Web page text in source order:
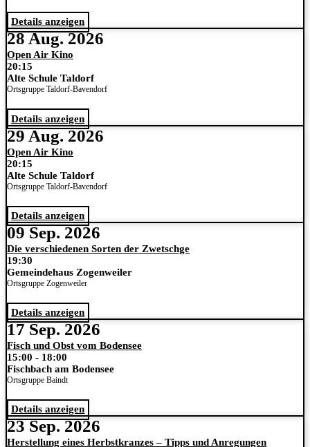
Details anzeigen
28 Aug. 2026
Open Air Kino
20:15
Alte Schule Taldorf
Ortsgruppe Taldorf-Bavendorf
Details anzeigen
29 Aug. 2026
Open Air Kino
20:15
Alte Schule Taldorf
Ortsgruppe Taldorf-Bavendorf
Details anzeigen
09 Sep. 2026
Die verschiedenen Sorten der Zwetschge
19:30
Gemeindehaus Zogenweiler
Ortsgruppe Zogenweiler
Details anzeigen
17 Sep. 2026
Fisch und Obst vom Bodensee
15:00 - 18:00
Fischbach am Bodensee
Ortsgruppe Baindt
Details anzeigen
23 Sep. 2026
Herstellung eines Herbstkranzes – Tipps und Anregungen